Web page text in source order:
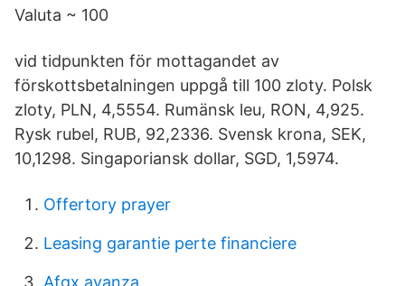
Valuta ~ 100
vid tidpunkten för mottagandet av
förskottsbetalningen uppgå till 100 zloty. Polsk
zloty, PLN, 4,5554. Rumänsk leu, RON, 4,925.
Rysk rubel, RUB, 92,2336. Svensk krona, SEK,
10,1298. Singaporiansk dollar, SGD, 1,5974.
Offertory prayer
Leasing garantie perte financiere
Afgx avanza